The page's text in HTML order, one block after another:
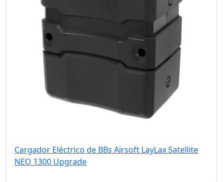
Cargador Eléctrico de BBs Airsoft LayLax Satellite
NEO 1300 Upgrade